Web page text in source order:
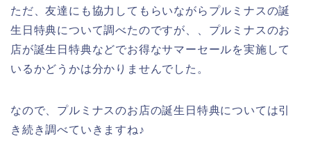
ただ、友達にも協力してもらいながらプルミナスの誕
生日特典について調べたのですが、、プルミナスのお
店が誕生日特典などでお得なサマーセールを実施して
いるかどうかは分かりませんでした。
なので、プルミナスのお店の誕生日特典については引
き続き調べていきますね♪